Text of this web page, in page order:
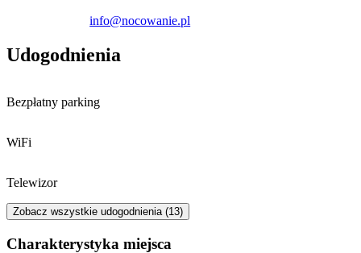
info@nocowanie.pl
Udogodnienia
Bezpłatny parking
WiFi
Telewizor
Zobacz wszystkie udogodnienia (13)
Charakterystyka miejsca